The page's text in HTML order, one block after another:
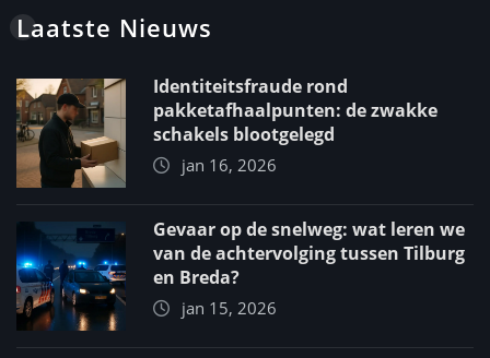
Laatste Nieuws
Identiteitsfraude rond
pakketafhaalpunten: de zwakke
schakels blootgelegd
jan 16, 2026
Gevaar op de snelweg: wat leren we
van de achtervolging tussen Tilburg
en Breda?
jan 15, 2026